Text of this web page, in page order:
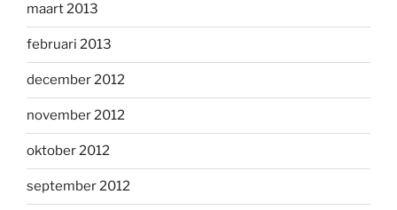
maart 2013
februari 2013
december 2012
november 2012
oktober 2012
september 2012